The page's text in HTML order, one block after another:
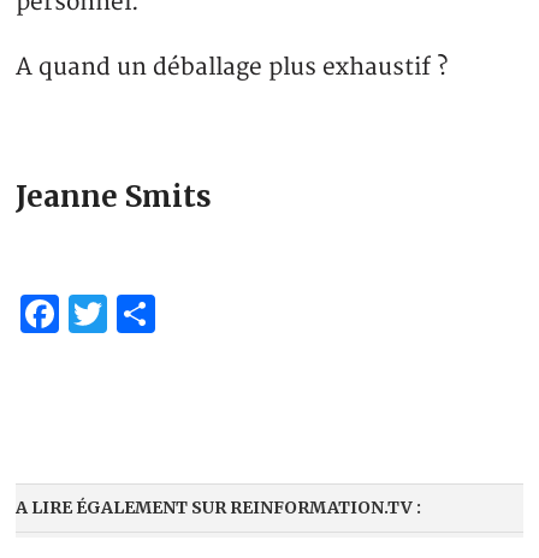
A quand un déballage plus exhaustif ?
Jeanne Smits
Facebook
Twitter
A LIRE ÉGALEMENT SUR REINFORMATION.TV :